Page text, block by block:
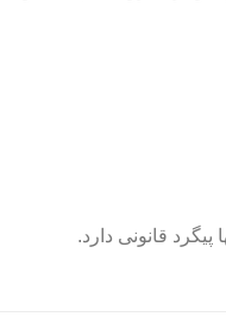
قانونی دارد.